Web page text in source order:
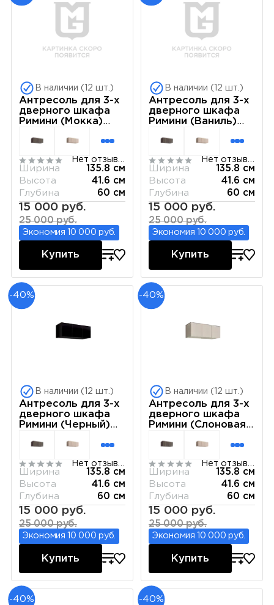
В наличии (12 шт.)
Антресоль для 3-х
дверного шкафа
Римини (Мокка)
Нет отзывов
Ширина
135.8 см
Высота
41.6 см
Глубина
60 см
15 000 руб.
25 000 руб.
Экономия 10 000 руб.
Купить
В наличии (12 шт.)
Антресоль для 3-х
дверного шкафа
Римини (Ваниль)
Нет отзывов
Ширина
135.8 см
Высота
41.6 см
Глубина
60 см
15 000 руб.
25 000 руб.
Экономия 10 000 руб.
Купить
-40%
В наличии (12 шт.)
Антресоль для 3-х
дверного шкафа
Римини (Черный)
Ширина
135.8 см
Высота
41.6 см
Глубина
60 см
15 000 руб.
25 000 руб.
Экономия 10 000 руб.
Купить
-40%
В наличии (12 шт.)
Антресоль для 3-х
дверного шкафа
Римини (Слоновая
Ширина
135.8 см
Высота
41.6 см
Глубина
60 см
15 000 руб.
25 000 руб.
Экономия 10 000 руб.
Купить
-40% -40%